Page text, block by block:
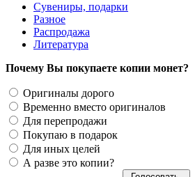
Сувениры, подарки
Разное
Распродажа
Литература
Почему Вы покупаете копии монет?
Оригиналы дорого
Временно вместо оригиналов
Для перепродажи
Покупаю в подарок
Для иных целей
А разве это копии?